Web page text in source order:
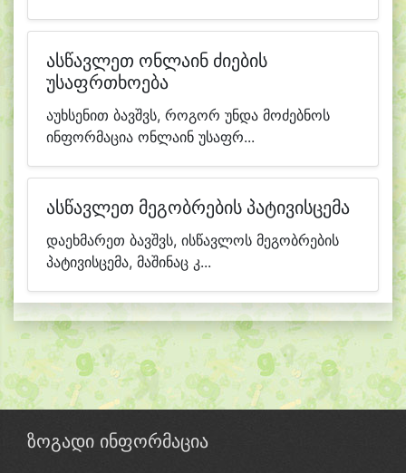
ასწავლეთ ონლაინ ძიების
უსაფრთხოება
აუხსენით ბავშვს, როგორ უნდა მოძებნოს
ინფორმაცია ონლაინ უსაფრ...
ასწავლეთ მეგობრების პატივისცემა
დაეხმარეთ ბავშვს, ისწავლოს მეგობრების
პატივისცემა, მაშინაც კ...
ზოგადი ინფორმაცია